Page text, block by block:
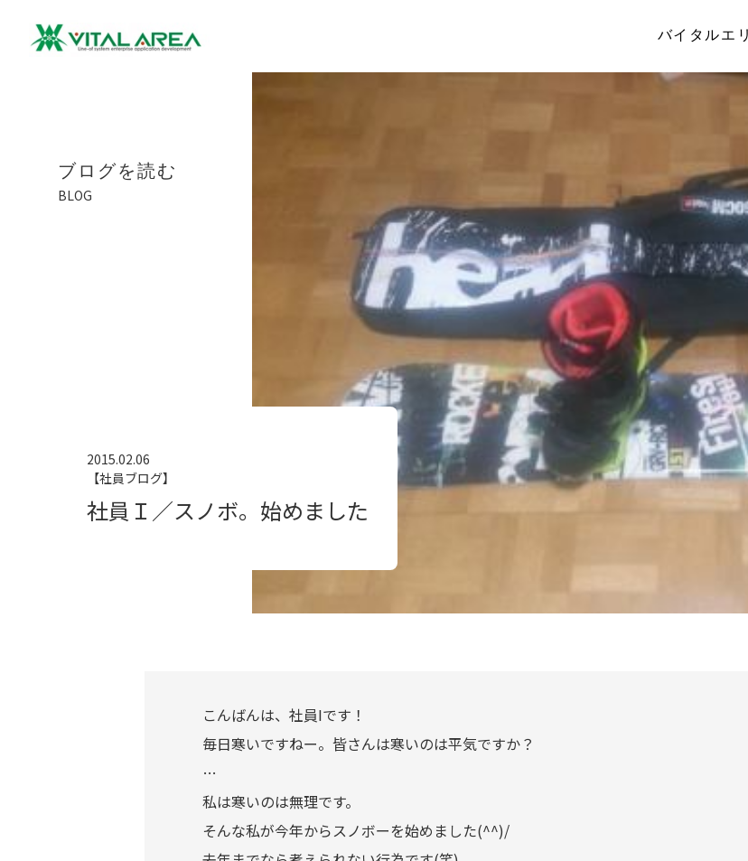
バイタルエ
ブログを読む
BLOG
2015.02.06
【社員ブログ】
社員Ｉ／スノボ。始めました
こんばんは、社員Iです！
毎日寒いですねー。皆さんは寒いのは平気ですか？
…
私は寒いのは無理です。
そんな私が今年からスノボーを始めました(^^)/